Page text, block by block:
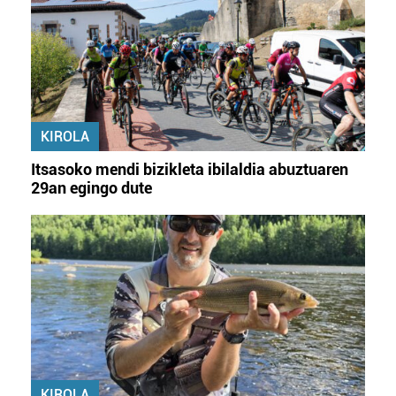
KIROLA
Itsasoko mendi bizikleta ibilaldia abuztuaren
29an egingo dute